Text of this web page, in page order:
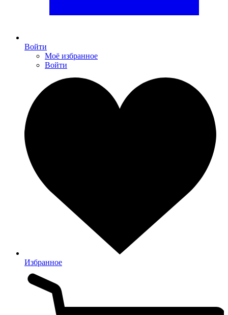
Войти
Моё избранное
Войти
Избранное